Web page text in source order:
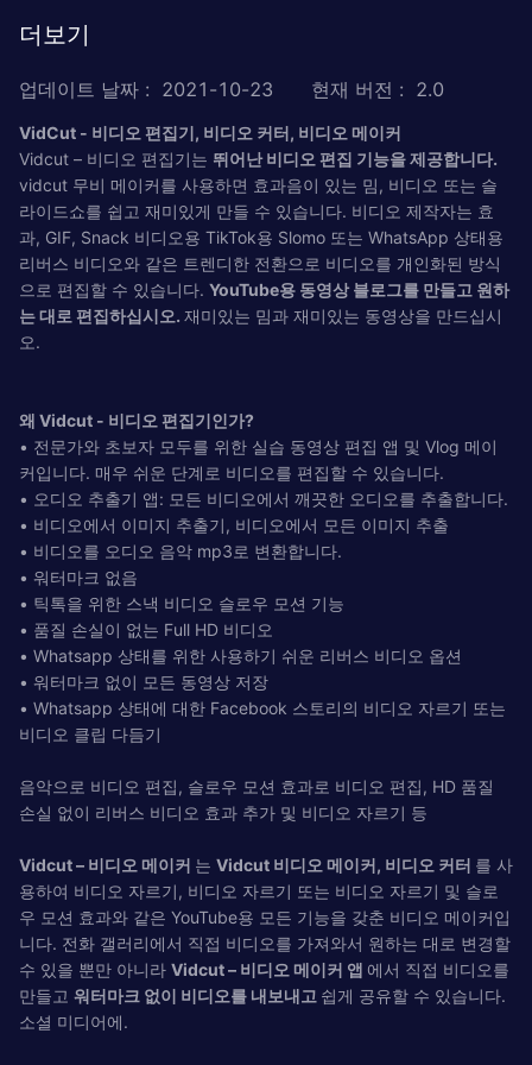
더보기
업데이트 날짜 : 2021-10-23 현재 버전 : 2.0
VidCut - 비디오 편집기, 비디오 커터, 비디오 메이커
Vidcut – 비디오 편집기는 뛰어난 비디오 편집 기능을 제공합니다.
vidcut 무비 메이커를 사용하면 효과음이 있는 밈, 비디오 또는 슬
라이드쇼를 쉽고 재미있게 만들 수 있습니다. 비디오 제작자는 효
과, GIF, Snack 비디오용 TikTok용 Slomo 또는 WhatsApp 상태용
리버스 비디오와 같은 트렌디한 전환으로 비디오를 개인화된 방식
으로 편집할 수 있습니다. YouTube용 동영상 블로그를 만들고 원하
는 대로 편집하십시오. 재미있는 밈과 재미있는 동영상을 만드십시
오.
왜 Vidcut - 비디오 편집기인가?
• 전문가와 초보자 모두를 위한 실습 동영상 편집 앱 및 Vlog 메이
커입니다. 매우 쉬운 단계로 비디오를 편집할 수 있습니다.
• 오디오 추출기 앱: 모든 비디오에서 깨끗한 오디오를 추출합니다.
• 비디오에서 이미지 추출기, 비디오에서 모든 이미지 추출
• 비디오를 오디오 음악 mp3로 변환합니다.
• 워터마크 없음
• 틱톡을 위한 스낵 비디오 슬로우 모션 기능
• 품질 손실이 없는 Full HD 비디오
• Whatsapp 상태를 위한 사용하기 쉬운 리버스 비디오 옵션
• 워터마크 없이 모든 동영상 저장
• Whatsapp 상태에 대한 Facebook 스토리의 비디오 자르기 또는
비디오 클립 다듬기
음악으로 비디오 편집, 슬로우 모션 효과로 비디오 편집, HD 품질
손실 없이 리버스 비디오 효과 추가 및 비디오 자르기 등
Vidcut – 비디오 메이커 는 Vidcut 비디오 메이커, 비디오 커터 를 사
용하여 비디오 자르기, 비디오 자르기 또는 비디오 자르기 및 슬로
우 모션 효과와 같은 YouTube용 모든 기능을 갖춘 비디오 메이커입
니다. 전화 갤러리에서 직접 비디오를 가져와서 원하는 대로 변경할
수 있을 뿐만 아니라 Vidcut – 비디오 메이커 앱 에서 직접 비디오를
만들고 워터마크 없이 비디오를 내보내고 쉽게 공유할 수 있습니다.
소셜 미디어에.